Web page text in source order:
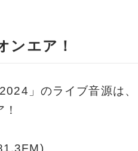
ンエア！
」のライブ音源は、